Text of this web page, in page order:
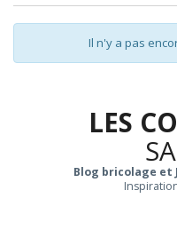
Il n'y a pas
LES
Blog bricolage et